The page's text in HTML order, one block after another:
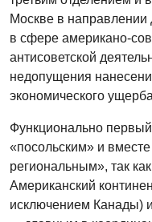
Москве в
в сфере американо-
антисоветской
недопущения
экономического
Функционально
«посольским» и
региональным», так
Американский
исключением Канады)